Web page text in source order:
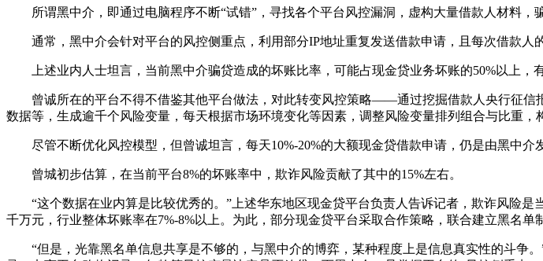
所谓黑中介，即通过电脑程序不断“试错”，寻找各个平台风控漏洞，虚构大量借款人材料，
通常，黑中介会针对平台的风控侧重点，利用部分IP地址重复发送借款申请，且每次借款人
上述业内人士坦言，当前黑中介骗贷造成的坏账比率，可能占现金贷业务坏账的50%以上，有
曾诚所在的平台不得不借鉴其他平台做法，对此转变风控策略——通过挖掘借款人央行征信
数据等，生成逾千个风险变量，每天根据市场环境变化等因素，调整风险变量排列组合与比重，
尽管不断优化风控模型，但曾诚坦言，每天10%-20%的大额现金贷借款申请，仍是由黑中介
曾城初步估算，在当前平台8%的坏账率中，欺诈风险贡献了其中的15%左右。
“这个数据在业内算是比较优秀的。”上述华东地区现金贷平台负责人告诉记者，欺诈风险是
千万元，行业整体坏账率在7%-8%以上。为此，部分现金贷平台采取合作策略，联合建立黑名单
“但是，光靠黑名单信息共享是不够的，与黑中介的博弈，某种程度上是信息真实性的斗争